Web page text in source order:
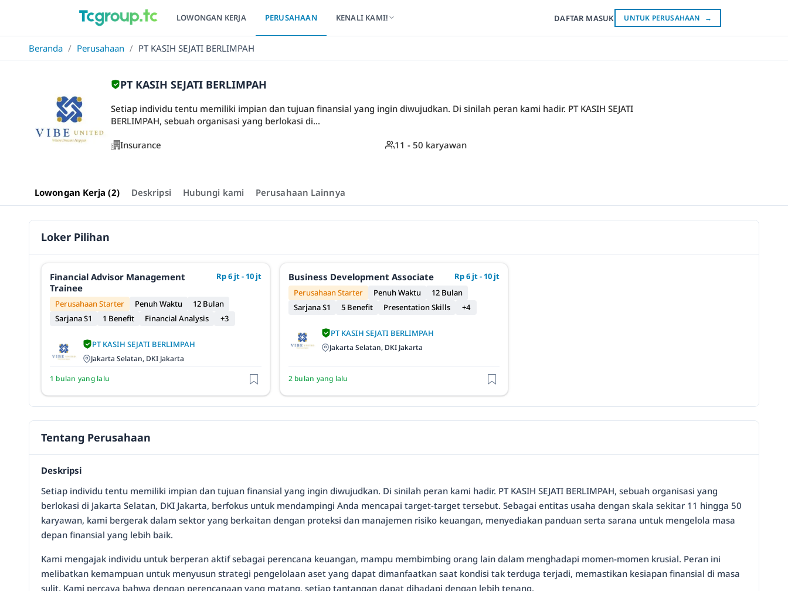
LOWONGAN KERJA PERUSAHAAN KENALI KAMI! DAFTAR MASUK UNTUK PERUSAHAAN →
Beranda / Perusahaan / PT KASIH SEJATI BERLIMPAH
PT KASIH SEJATI BERLIMPAH
Setiap individu tentu memiliki impian dan tujuan finansial yang ingin diwujudkan. Di sinilah peran kami hadir. PT KASIH SEJATI
BERLIMPAH, sebuah organisasi yang berlokasi di...
Insurance 11 - 50 karyawan
Lowongan Kerja (2) Deskripsi Hubungi kami Perusahaan Lainnya
Loker Pilihan
Financial Advisor Management
Trainee
Rp 6 jt - 10 jt
Perusahaan Starter Penuh Waktu
12 Bulan
Sarjana S1
1 Benefit Financial Analysis +3
PT KASIH SEJATI BERLIMPAH
Jakarta Selatan, DKI Jakarta
1 bulan yang lalu
Business Development Associate
Rp 6 jt - 10 jt
Perusahaan Starter
Penuh Waktu
12 Bulan
Sarjana S1
5 Benefit Presentation Skills +4
PT KASIH SEJATI BERLIMPAH
Jakarta Selatan, DKI Jakarta
2 bulan yang lalu
Tentang Perusahaan
Deskripsi
Setiap individu tentu memiliki impian dan tujuan finansial yang ingin diwujudkan. Di sinilah peran kami hadir. PT KASIH SEJATI BERLIMPAH, sebuah organisasi yang
berlokasi di Jakarta Selatan, DKI Jakarta, berfokus untuk mendampingi Anda mencapai target-target tersebut. Sebagai entitas usaha dengan skala sekitar 11 hingga 50
karyawan, kami bergerak dalam sektor yang berkaitan dengan proteksi dan manajemen risiko keuangan, menyediakan panduan serta sarana untuk mengelola masa
depan finansial yang lebih baik.
Kami mengajak individu untuk berperan aktif sebagai perencana keuangan, mampu membimbing orang lain dalam menghadapi momen-momen krusial. Peran ini
melibatkan kemampuan untuk menyusun strategi pengelolaan aset yang dapat dimanfaatkan saat kondisi tak terduga terjadi, memastikan kesiapan finansial di masa
sulit. Kami percaya bahwa dengan perencanaan yang matang, setiap tantangan dapat dihadapi dengan lebih tenang.